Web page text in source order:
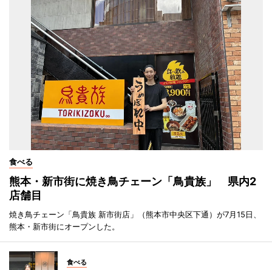
食べる
熊本・新市街に焼き鳥チェーン「鳥貴族」 県内2
店舗目
焼き鳥チェーン「鳥貴族 新市街店」（熊本市中央区下通）が7月15日、
熊本・新市街にオープンした。
食べる